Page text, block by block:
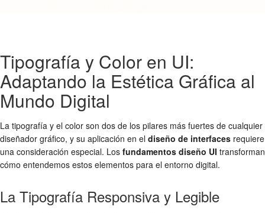
Tipografía y Color en UI:
Adaptando la Estética Gráfica al
Mundo Digital
La tipografía y el color son dos de los pilares más fuertes de cualquier
diseñador gráfico, y su aplicación en el diseño de interfaces requiere
una consideración especial. Los fundamentos diseño UI transforman
cómo entendemos estos elementos para el entorno digital.
La Tipografía Responsiva y Legible